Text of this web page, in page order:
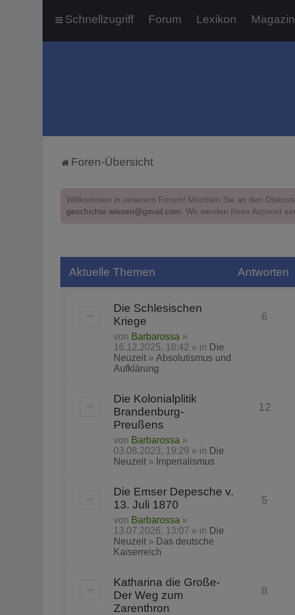
Schnellzugriff Forum Lexikon Magazin
Foren-Übersicht
Willkommen in unserem Forum! Möchten Sie an den
geschichte.wissen@gmail.com. Wir werden Ihren Account
Aktuelle Themen Antworten
Die Schlesischen
Kriege
von Barbarossa »
16.12.2025, 18:42 » in Die
Neuzeit » Absolutismus und
Aufklärung
6
Die Kolonialplitik
Brandenburg-
Preußens
von Barbarossa »
03.08.2023, 19:29 » in Die
Neuzeit » Imperialismus
12
Die Emser Depesche v.
13. Juli 1870
von Barbarossa »
13.07.2026, 13:07 » in Die
Neuzeit » Das deutsche
Kaiserreich
5
Katharina die Große-
Der Weg zum
Zarenthron
8